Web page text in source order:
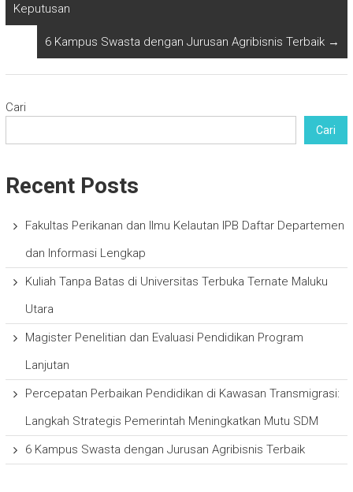
Keputusan
6 Kampus Swasta dengan Jurusan Agribisnis Terbaik →
Cari
Cari
Recent Posts
Fakultas Perikanan dan Ilmu Kelautan IPB Daftar Departemen
dan Informasi Lengkap
Kuliah Tanpa Batas di Universitas Terbuka Ternate Maluku
Utara
Magister Penelitian dan Evaluasi Pendidikan Program
Lanjutan
Percepatan Perbaikan Pendidikan di Kawasan Transmigrasi:
Langkah Strategis Pemerintah Meningkatkan Mutu SDM
6 Kampus Swasta dengan Jurusan Agribisnis Terbaik